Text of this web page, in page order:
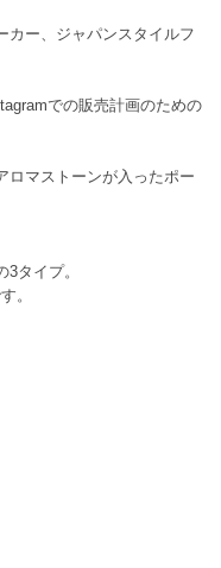
カー、ジャパンスタイルフ
での販売計画のための
ロマストーンが入ったポー
タイプ。
。